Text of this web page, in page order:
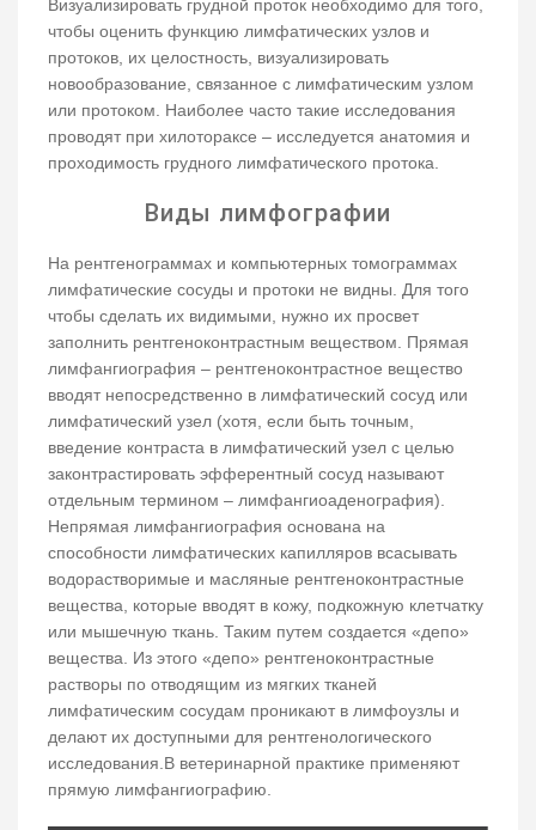
Визуализировать грудной проток необходимо для того,
чтобы оценить функцию лимфатических узлов и
протоков, их целостность, визуализировать
новообразование, связанное с лимфатическим узлом
или протоком. Наиболее часто такие исследования
проводят при хилотораксе – исследуется анатомия и
проходимость грудного лимфатического протока.
Виды лимфографии
На рентгенограммах и компьютерных томограммах
лимфатические сосуды и протоки не видны. Для того
чтобы сделать их видимыми, нужно их просвет
заполнить рентгеноконтрастным веществом. Прямая
лимфангиография – рентгеноконтрастное вещество
вводят непосредственно в лимфатический сосуд или
лимфатический узел (хотя, если быть точным,
введение контраста в лимфатический узел с целью
законтрастировать эфферентный сосуд называют
отдельным термином – лимфангиоаденография).
Непрямая лимфангиография основана на
способности лимфатических капилляров всасывать
водорастворимые и масляные рентгеноконтрастные
вещества, которые вводят в кожу, подкожную клетчатку
или мышечную ткань. Таким путем создается «депо»
вещества. Из этого «депо» рентгеноконтрастные
растворы по отводящим из мягких тканей
лимфатическим сосудам проникают в лимфоузлы и
делают их доступными для рентгенологического
исследования.В ветеринарной практике применяют
прямую лимфангиографию.